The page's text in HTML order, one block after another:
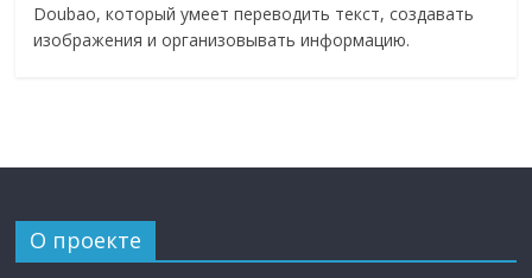
Doubao, который умеет переводить текст, создавать
изображения и организовывать информацию.
О проекте